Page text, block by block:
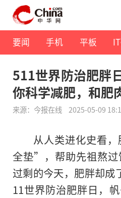
要闻 手机 平板
511世界防治肥胖
你科学减肥，和肥
来源：今报在线 2025-05-09
从人类进化史看
全垫”，帮助先祖熬过
过剩的今天，肥胖却成
11世界防治肥胖日，